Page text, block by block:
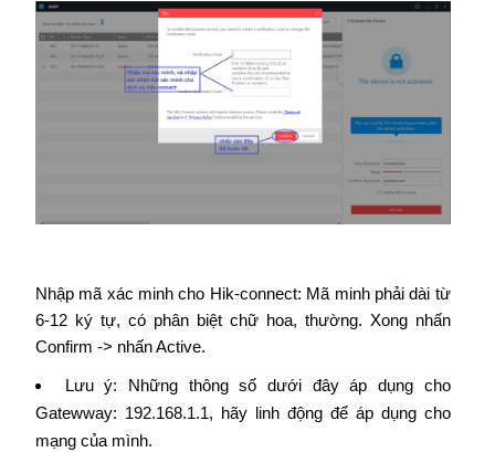
Nhập mã xác minh cho Hik-connect: Mã minh phải dài từ
6-12 ký tự, có phân biệt chữ hoa, thường. Xong nhấn
Confirm -> nhấn Active.
Lưu ý: Những thông số dưới đây áp dụng cho
Gatewway: 192.168.1.1, hãy linh động để áp dụng cho
mạng của mình.